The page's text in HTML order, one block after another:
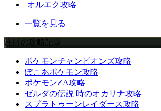
オルエク攻略
一覧を見る
注目の攻略記事
ポケモンチャンピオンズ攻略
ぽこあポケモン攻略
ポケモンZA攻略
ゼルダの伝説 時のオカリナ攻略
スプラトゥーンレイダース攻略